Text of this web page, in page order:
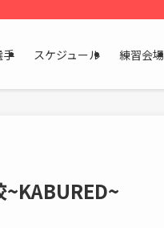
手 スケジュール 練習会場